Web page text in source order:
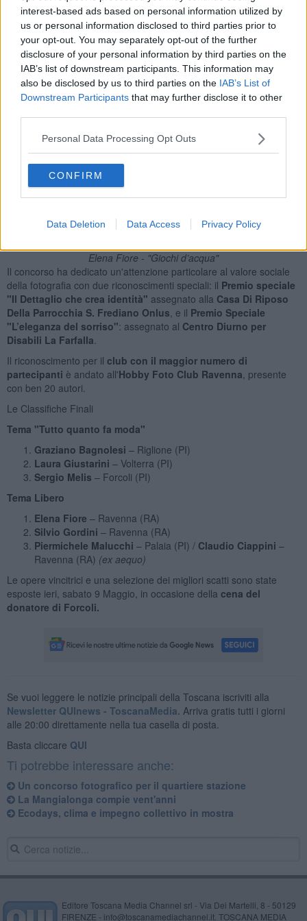
interest-based ads based on personal information utilized by
us or personal information disclosed to third parties prior to
your opt-out. You may separately opt-out of the further
disclosure of your personal information by third parties on the
IAB’s list of downstream participants. This information may
also be disclosed by us to third parties on the IAB’s List of
Downstream Participants that may further disclose it to other
Personal Data Processing Opt Outs
CONFIRM
Data Deletion Data Access Privacy Policy
scena quotidiana in una composizione artistica di grande impatto
emotivo.
Elena Fiore - "Giochi d’acqua"
Il concorso ha dedicato un'attenzione particolare al valore sociale
della fotografia con due riconoscimenti speciali: il Premio speciale
"Il Dettaglio che crea identità" assegnato alla Casa Di Riposo
Della Parrocchia S. Frediano Onlus , e il Premio Speciale
"L’eleganza del sorriso": assegnato al Centro Diurno per
Disabili La Farfalla
Il riconoscimento per il club con il maggior numero di
partecipanti è andato all'Hobby Foto Club Ravenna , presente
con ben 20 autori.
Le Classifiche Finali
Tema "Tutto quanto fa moda"
Graziano Bagnolesi – Riglione (PI)
Laura Giustarini – Volterra (PI)
Sergio Melis – Forcoli (PI)
Tema Libero
Elena Fiore – Ravenna (RA)
Silvio Gordini – Ravenna (RA)
Piermichele Malucchi – Palaia (PI) / Claudio Ciappini –
Ravenna (RA) (ex aequo)
Le opere vincitrici e una selezione dei migliori scatti sono state
esposte ieri, sabato 9 Maggio, in occasione della cena del
donatore di Forcoli.
Se vuoi leggere le notizie principali della Toscana iscriviti alla
Newsletter QUInews - ToscanaMedia. Arriva gratis tutti i giorni
alle 20:00 direttamente nella tua casella di posta.
Basta cliccare QUI
Ti potrebbe interessare anche:
Un concorso fotografico per il quartiere stazione
La Mangialonga compie vent'anni
Ecodays, clima e impegno collettivo in mostra
Editore Toscana Media Channel srl - Via Dei Martelli, 8 - 50129
FIRENZE - info@toscanamediachannel.it. TOSCANA MEDIA